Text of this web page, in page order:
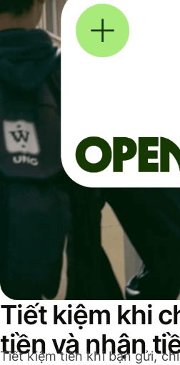
Tiết kiệm khi
tiền và nhận
Tiết kiệm tiền khi bạn gửi,